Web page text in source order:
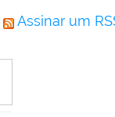
Assinar um